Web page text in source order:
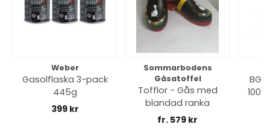
Weber
Gasolflaska 3-pack
445g
399 kr
Sommarbodens
Gåsatoffel
Tofflor - Gås med
blandad ranka
fr. 579 kr